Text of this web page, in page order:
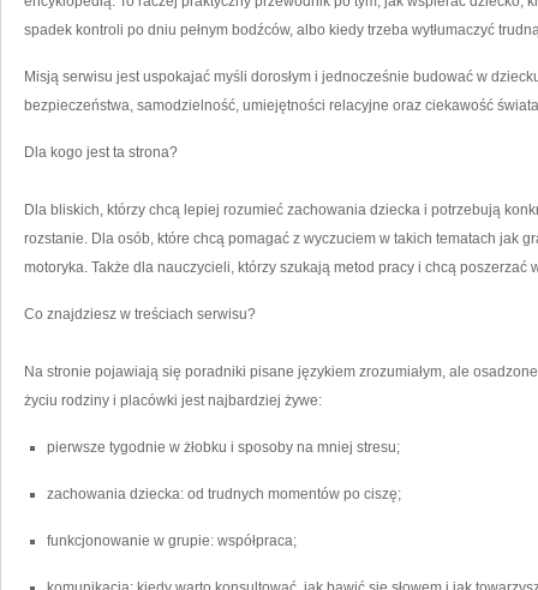
spadek kontroli po dniu pełnym bodźców, albo kiedy trzeba wytłumaczyć
Misją serwisu jest uspokajać myśli dorosłym i jednocześnie budować w
bezpieczeństwa, samodzielność, umiejętności relacyjne oraz ciekawość
Dla kogo jest ta strona?
Dla bliskich, którzy chcą lepiej rozumieć zachowania dziecka i potrzebują
rozstanie. Dla osób, które chcą pomagać z wyczuciem w takich tematach jak
motoryka. Także dla nauczycieli, którzy szukają metod pracy i chcą poszerzać
Co znajdziesz w treściach serwisu?
Na stronie pojawiają się poradniki pisane językiem zrozumiałym, ale
życiu rodziny i placówki jest najbardziej żywe:
pierwsze tygodnie w żłobku i sposoby na mniej stresu;
zachowania dziecka: od trudnych momentów po ciszę;
funkcjonowanie w grupie: współpraca;